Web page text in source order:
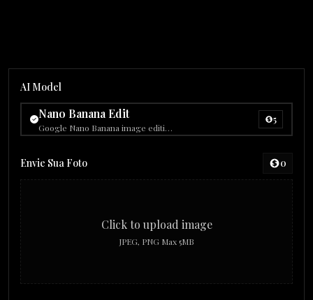
AI Model
Nano Banana Edit
Google Nano Banana image editing
5
Envie Sua Foto 0
Click to upload image
JPEG, PNG Max 5MB